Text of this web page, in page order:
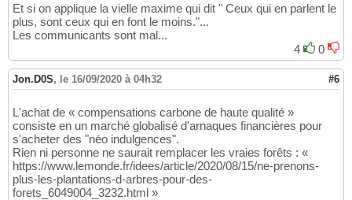
Et si on applique la vielle maxime qui dit " Ceux qui en parlent le
plus, sont ceux qui en font le moins."...
Les communicants sont mal...
4
0
Jon.D0S, le 16/09/2020 à 04h32 #6
L'achat de « compensations carbone de haute qualité »
consiste en un marché globalisé d'arnaques financières pour
s'acheter des "néo indulgences".
Rien ni personne ne saurait remplacer les vraies forêts : «
https://www.lemonde.fr/idees/article/2020/08/15/ne-prenons-
plus-les-plantations-d-arbres-pour-des-
forets_6049004_3232.html »